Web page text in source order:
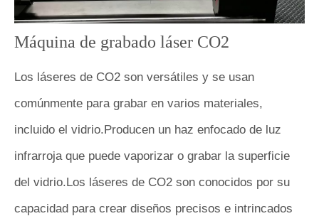
Máquina de grabado láser CO2
Los láseres de CO2 son versátiles y se usan
comúnmente para grabar en varios materiales,
incluido el vidrio.Producen un haz enfocado de luz
infrarroja que puede vaporizar o grabar la superficie
del vidrio.Los láseres de CO2 son conocidos por su
capacidad para crear diseños precisos e intrincados